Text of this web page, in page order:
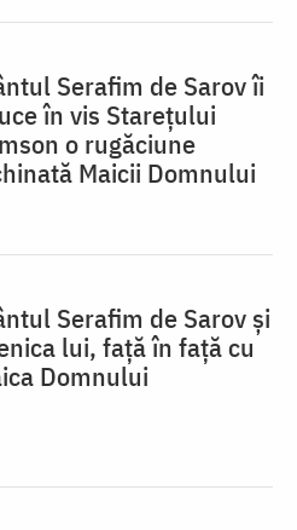
Serafim de Sarov îi
în vis Starețului
o rugăciune
Maicii Domnului
Serafim de Sarov și
lui, față în față cu
Domnului